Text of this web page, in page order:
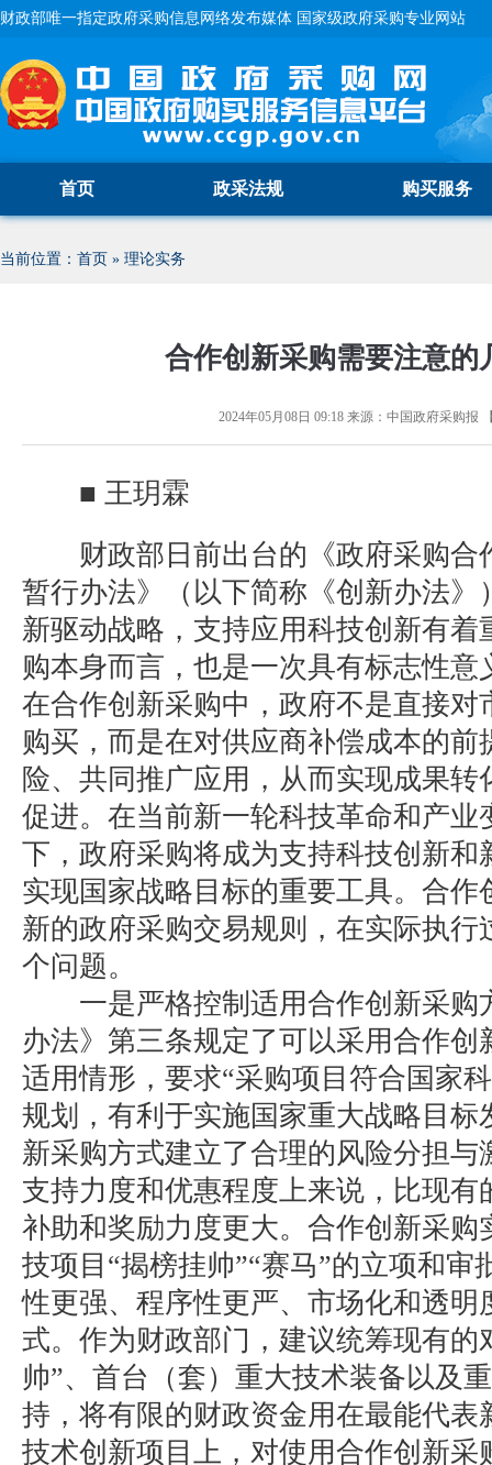
财政部唯一指定政府采购信息网络发布媒体 国家级政府采购专业网站
首页 政采法规 购买服务
当前位置： 首页 » 理论实务
合作创新采购需要注意的
2024年05月08日 09:18来源： 中国政府采购报
■ 王玥霖
财政部日前出台的《政府采购合
暂行办法》（以下简称《创新办法》
新驱动战略，支持应用科技创新有着
购本身而言，也是一次具有标志性意
在合作创新采购中，政府不是直接对
购买，而是在对供应商补偿成本的前
险、共同推广应用，从而实现成果转
促进。在当前新一轮科技革命和产业
下，政府采购将成为支持科技创新和
实现国家战略目标的重要工具。合作
新的政府采购交易规则，在实际执行
个问题。
一是严格控制适用合作创新采购
办法》第三条规定了可以采用合作创
适用情形，要求“采购项目符合国家
规划，有利于实施国家重大战略目标
新采购方式建立了合理的风险分担与
支持力度和优惠程度上来说，比现有
补助和奖励力度更大。合作创新采购
技项目“揭榜挂帅”“赛马”的立项和审
性更强、程序性更严、市场化和透明
式。作为财政部门，建议统筹现有的
帅”、首台（套）重大技术装备以及
持，将有限的财政资金用在最能代表
技术创新项目上，对使用合作创新采